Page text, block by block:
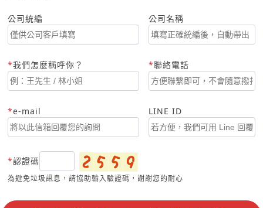
公司統編 公司名稱
我們怎麼稱呼你？ 聯絡電話
e-mail LINE ID
認證碼
為避免垃圾訊息，請協助輸入驗證碼，謝謝您的耐心